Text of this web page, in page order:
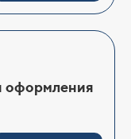
оформления